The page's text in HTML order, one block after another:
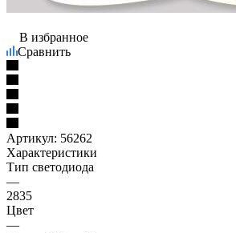
В избранное
Сравнить
Артикул: 56262
Характеристики
Тип светодиода
—
2835
Цвет
—